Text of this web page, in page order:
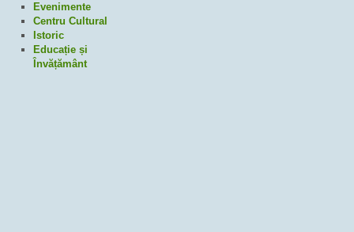
Evenimente
Centru Cultural
Istoric
Educație și
Învățământ